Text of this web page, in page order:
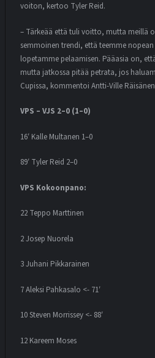
voiton, kertoo Tyler Reid.
– Tärkeää että tuli voitto, mutta meillä
semmoinen trendi, että teemme
lopetamme pelaamisen. Pääasia on,
mutta jatkossa pitää petrata, jos
Cupissa, kommentoi Antti-Ville
VPS – VJS 2–0 (1–0)
16′ Kalle Multanen 1–0
89′ Tyler Reid 2–0
VPS Kokoonpano:
22 Teppo Marttinen
2 Josep Nuorela
3 Juhani Pikkarainen
7 Aleksi Pahkasalo <- 71′
10 Steven Morrissey <- 88′
12 Kareem Moses